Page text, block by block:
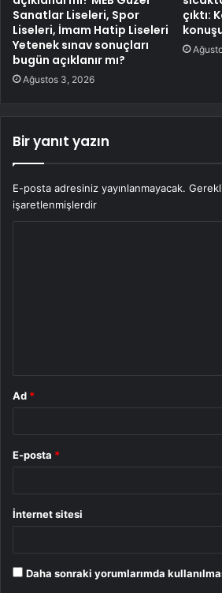
Sanatlar Liseleri, Spor
Liseleri, İmam Hatip Liseleri
Yetenek sınav sonuçları
bugün açıklanır mı?
Ağustos 3, 2026
çıktı:
Bir yanıt yazın
E-posta adresiniz yayınlanmayacak.
işaretlenmişlerdir
Ad *
E-posta *
İnternet sitesi
Daha sonraki yorumlarımda